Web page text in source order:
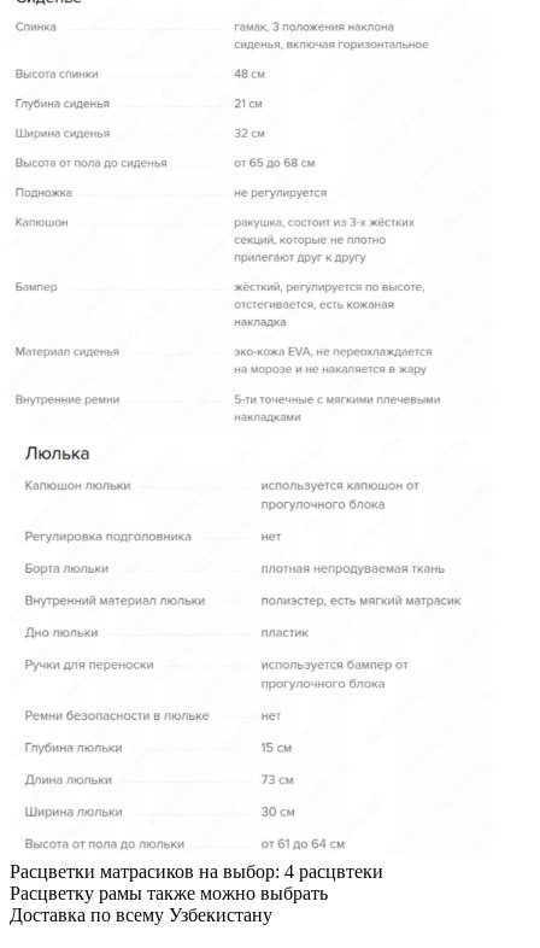
Расцветки матрасиков на выбор: 4 расцвтеки
Расцветку рамы также можно выбрать
Доставка по всему Узбекистану